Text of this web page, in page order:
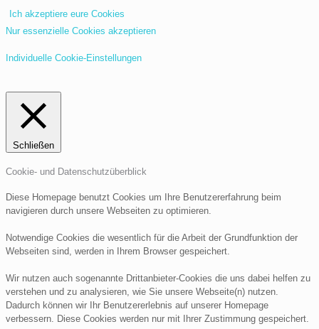
Ich akzeptiere eure Cookies
Nur essenzielle Cookies akzeptieren
Individuelle Cookie-Einstellungen
Schließen
Cookie- und Datenschutzüberblick
Diese Homepage benutzt Cookies um Ihre Benutzererfahrung beim
navigieren durch unsere Webseiten zu optimieren.
Notwendige Cookies die wesentlich für die Arbeit der Grundfunktion der
Webseiten sind, werden in Ihrem Browser gespeichert.
Wir nutzen auch sogenannte Drittanbieter-Cookies die uns dabei helfen zu
verstehen und zu analysieren, wie Sie unsere Webseite(n) nutzen.
Dadurch können wir Ihr Benutzererlebnis auf unserer Homepage
verbessern. Diese Cookies werden nur mit Ihrer Zustimmung gespeichert.